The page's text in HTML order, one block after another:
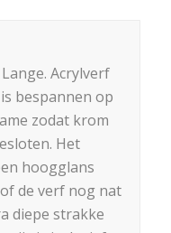
Acrylverf
bespannen op
zodat krom
Het
hoogglans
de verf nog nat
diepe strakke